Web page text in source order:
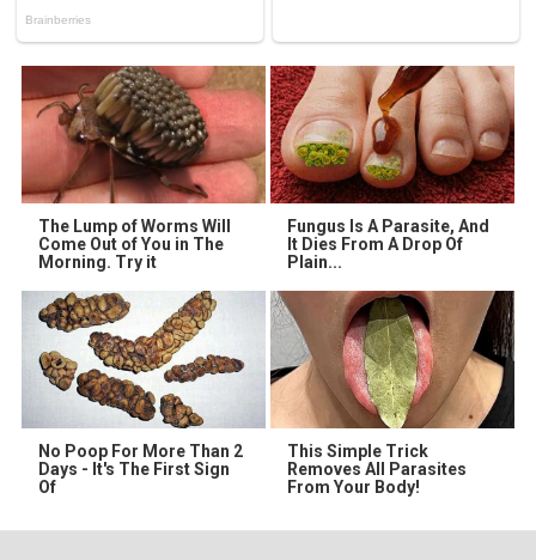
The Lump of Worms Will
Come Out of You in The
Morning. Try it
Fungus Is A Parasite, And
It Dies From A Drop Of
Plain...
No Poop For More Than 2
Days - It's The First Sign
Of
This Simple Trick
Removes All Parasites
From Your Body!